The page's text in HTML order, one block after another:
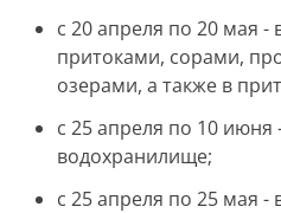
с 20 апреля по 20 мая -
притоками, сорами,
озерами, а также в
с 25 апреля по 10
водохранилище;
с 25 апреля по 25 мая -